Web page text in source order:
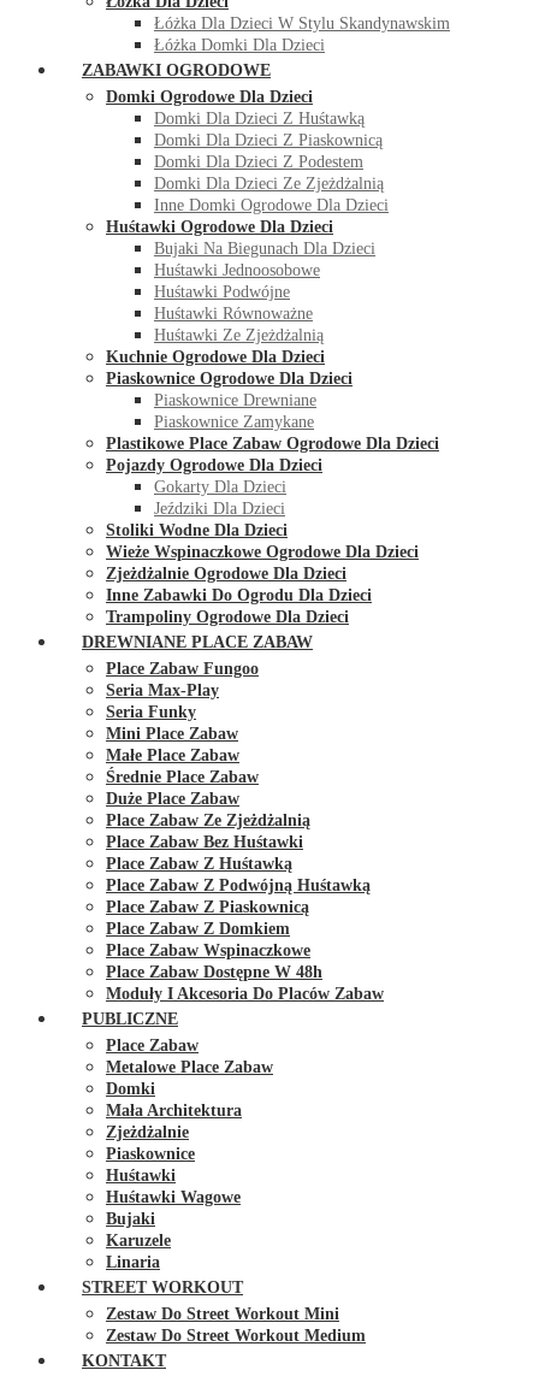
Łóżka Dla Dzieci W Stylu Skandynawskim
Łóżka Domki Dla Dzieci
ZABAWKI OGRODOWE
Domki Ogrodowe Dla Dzieci
Domki Dla Dzieci Z Huśtawką
Domki Dla Dzieci Z Piaskownicą
Domki Dla Dzieci Z Podestem
Domki Dla Dzieci Ze Zjeżdżalnią
Inne Domki Ogrodowe Dla Dzieci
Huśtawki Ogrodowe Dla Dzieci
Bujaki Na Biegunach Dla Dzieci
Huśtawki Jednoosobowe
Huśtawki Podwójne
Huśtawki Równoważne
Huśtawki Ze Zjeżdżalnią
Kuchnie Ogrodowe Dla Dzieci
Piaskownice Ogrodowe Dla Dzieci
Piaskownice Drewniane
Piaskownice Zamykane
Plastikowe Place Zabaw Ogrodowe Dla Dzieci
Pojazdy Ogrodowe Dla Dzieci
Gokarty Dla Dzieci
Jeździki Dla Dzieci
Stoliki Wodne Dla Dzieci
Wieże Wspinaczkowe Ogrodowe Dla Dzieci
Zjeżdżalnie Ogrodowe Dla Dzieci
Inne Zabawki Do Ogrodu Dla Dzieci
Trampoliny Ogrodowe Dla Dzieci
DREWNIANE PLACE ZABAW
Place Zabaw Fungoo
Seria Max-Play
Seria Funky
Mini Place Zabaw
Małe Place Zabaw
Średnie Place Zabaw
Duże Place Zabaw
Place Zabaw Ze Zjeżdżalnią
Place Zabaw Bez Huśtawki
Place Zabaw Z Huśtawką
Place Zabaw Z Podwójną Huśtawką
Place Zabaw Z Piaskownicą
Place Zabaw Z Domkiem
Place Zabaw Wspinaczkowe
Place Zabaw Dostępne W 48h
Moduły I Akcesoria Do Placów Zabaw
PUBLICZNE
Place Zabaw
Metalowe Place Zabaw
Domki
Mała Architektura
Zjeżdżalnie
Piaskownice
Huśtawki
Huśtawki Wagowe
Bujaki
Karuzele
Linaria
STREET WORKOUT
Zestaw Do Street Workout Mini
Zestaw Do Street Workout Medium
KONTAKT